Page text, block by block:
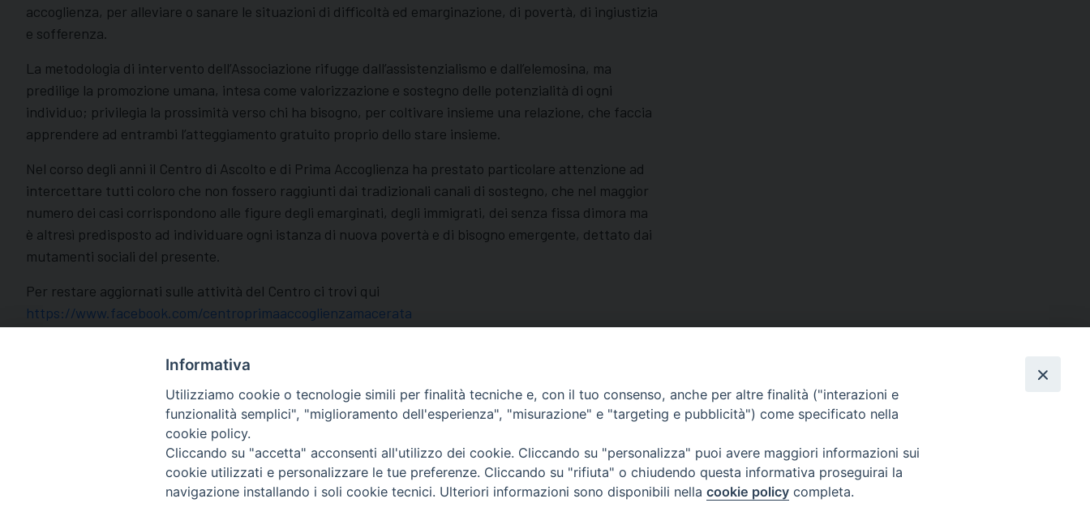
accoglienza, per alleviare o sanare le situazioni di difficoltà ed emarginazione, di povertà, di ingiustizia
e sofferenza.
La metodologia di intervento dell’Associazione rifugge dall’assistenzialismo e dall’elemosina, ma
predilige la promozione umana, intesa come valorizzazione e sostegno delle potenzialità di ogni
individuo; privilegia la prossimità verso chi ha bisogno, per coltivare insieme una relazione, che faccia
apprendere ad entrambi l’atteggiamento gratuito proprio dello stare insieme.
Nel corso degli anni il Centro di Ascolto e di Prima Accoglienza ha prestato particolare attenzione ad
intercettare tutti coloro che non fossero raggiunti dai tradizionali canali di sostegno, che nel maggior
numero dei casi corrispondono alle figure degli emarginati, degli immigrati, dei senza fissa dimora ma
è altresì predisposto ad individuare ogni istanza di nuova povertà e di bisogno emergente, dettato dai
mutamenti sociali del presente.
Per restare aggiornati sulle attività del Centro ci trovi qui
https://www.facebook.com/centroprimaaccoglienzamacerata
WhatsApp
Telegram
Email
Caritas diocesana seguici su
Informativa
Utilizziamo cookie o tecnologie simili per finalità tecniche e, con il tuo consenso, anche per altre finalità ("interazioni e
funzionalità semplici", "miglioramento dell'esperienza", "misurazione" e "targeting e pubblicità") come specificato nella
cookie policy.
Cliccando su "accetta" acconsenti all'utilizzo dei cookie. Cliccando su "personalizza" puoi avere maggiori informazioni sui
cookie utilizzati e personalizzare le tue preferenze. Cliccando su "rifiuta" o chiudendo questa informativa proseguirai la
navigazione installando i soli cookie tecnici. Ulteriori informazioni sono disponibili nella cookie policy completa.